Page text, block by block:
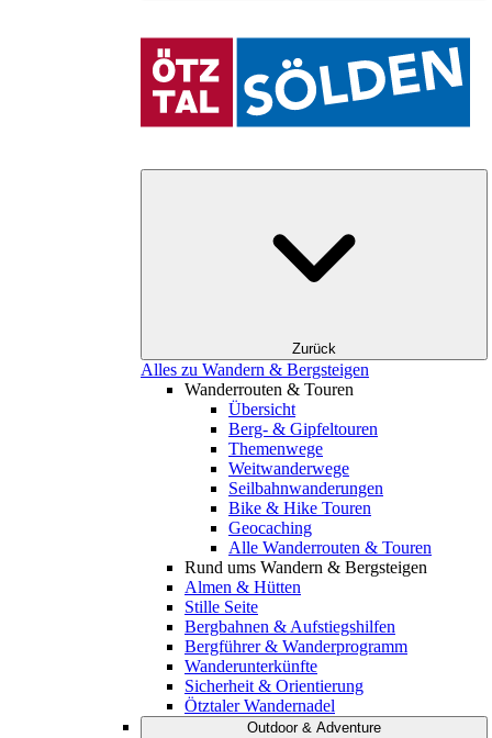
Zurück
Alles zu Wandern & Bergsteigen
Wanderrouten & Touren
Übersicht
Berg- & Gipfeltouren
Themenwege
Weitwanderwege
Seilbahnwanderungen
Bike & Hike Touren
Geocaching
Alle Wanderrouten & Touren
Rund ums Wandern & Bergsteigen
Almen & Hütten
Stille Seite
Bergbahnen & Aufstiegshilfen
Bergführer & Wanderprogramm
Wanderunterkünfte
Sicherheit & Orientierung
Ötztaler Wandernadel
Outdoor & Adventure